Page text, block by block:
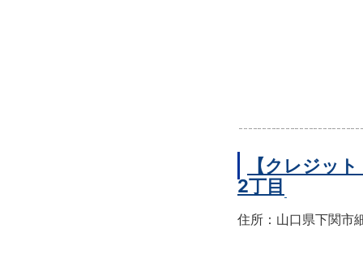
【クレジッ
2丁目
住所：山口県下関市